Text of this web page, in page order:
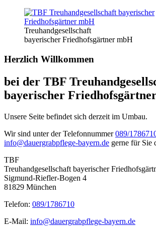
Treuhand­gesellschaft
bayerischer Friedhofs­gärtner mbH
Herzlich Willkommen
bei der TBF
bayerischer
Unsere Seite befindet sich derzeit im Umbau.
Wir sind unter der Telefonnummer089/
info@dauergrabpflege-bayern.de gerne für Sie
TBF
Treuhandgesellschaft bayerischer
Sigmund-Riefler-Bogen 4
81829 München
Telefon: 089/1786710
E-Mail: info@dauergrabpflege-bayern.de